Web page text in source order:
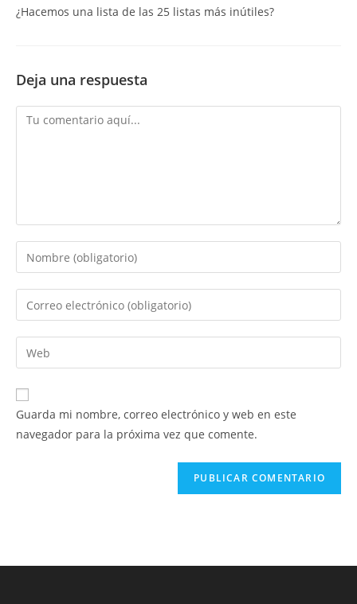
¿Hacemos una lista de las 25 listas más inútiles?
Deja una respuesta
Comentario
Introduce
tu
nombre
de
usuario
para
comentar
Introduce
tu
dirección
de
electrónico
para
comentar
Introduce
la
URL
de
Guarda mi nombre, correo electrónico y web en este
navegador para la próxima vez que comente.